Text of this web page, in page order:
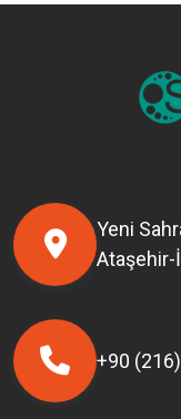
Yeni
Ataşehir-
+90